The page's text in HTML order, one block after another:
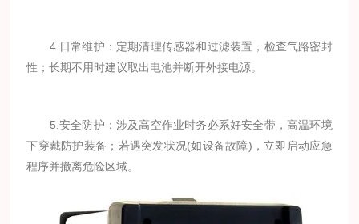
4.日常维护：定期清理传感器和过滤装置，检查气路密封
性；长期不用时建议取出电池并断开外接电源。
5.安全防护：涉及高空作业时务必系好安全带，高温环境
下穿戴防护装备；若遇突发状况(如设备故障)，立即启动应急
程序并撤离危险区域。